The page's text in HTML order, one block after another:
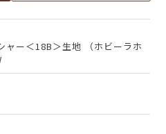
ャー＜18B＞生地 （ホビーラホ